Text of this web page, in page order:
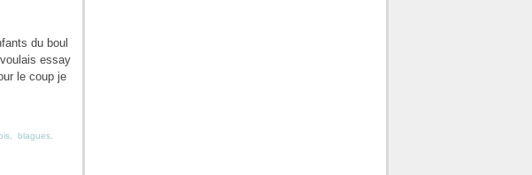
du boul
essay
le coup je
blagues